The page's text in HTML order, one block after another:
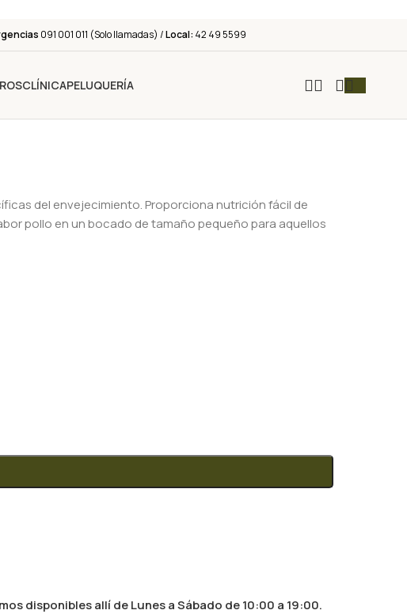
091 001 011 (Solo llamadas) /Local: 42 49 5599
CLÍNICAPELUQUERÍA
del envejecimiento. Proporciona nutrición fácil de
pollo en un bocado de tamaño pequeño para aquellos
disponibles allí de Lunes a Sábado de 10:00 a 19:00.